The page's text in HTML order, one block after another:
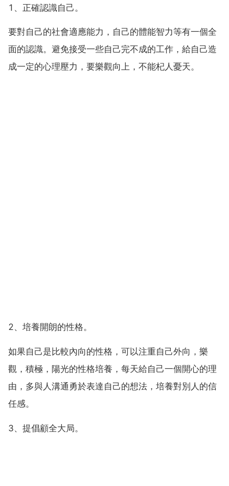
1、正確認識自己。
要對自己的社會適應能力，自己的體能智力等有一個全
面的認識。避免接受一些自己完不成的工作，給自己造
成一定的心理壓力，要樂觀向上，不能杞人憂天。
2、培養開朗的性格。
如果自己是比較內向的性格，可以注重自己外向，樂
觀，積極，陽光的性格培養，每天給自己一個開心的理
由，多與人溝通勇於表達自己的想法，培養對別人的信
任感。
3、提倡顧全大局。